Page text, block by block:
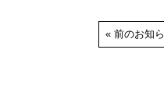
前のお知